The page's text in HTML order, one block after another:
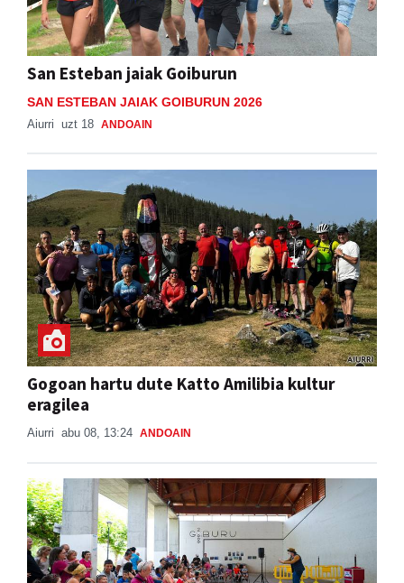
San Esteban jaiak Goiburun
SAN ESTEBAN JAIAK GOIBURUN 2026
Aiurri uzt 18 ANDOAIN
Gogoan hartu dute Katto Amilibia kultur
eragilea
Aiurri abu 08, 13:24 ANDOAIN